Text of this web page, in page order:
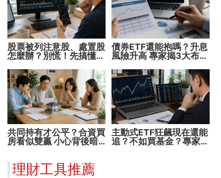
股票被列注意股、處置股
怎麼辦？別慌！先搞懂背
債券ETF還能抱嗎？升息
風險升高 專家揭3大布局
共同持有才公平？合資買
房看似雙贏 小心背後暗
主動式ETF狂飆現在還能
追？不如買基金？專家親
理財工具推薦